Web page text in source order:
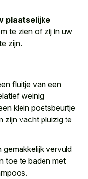
plaatselijke
te zien of zij in uw
zijn.
fluitje van een
weinig
klein poetsbeurtje
zijn vacht pluizig te
vervuld
toe te baden met